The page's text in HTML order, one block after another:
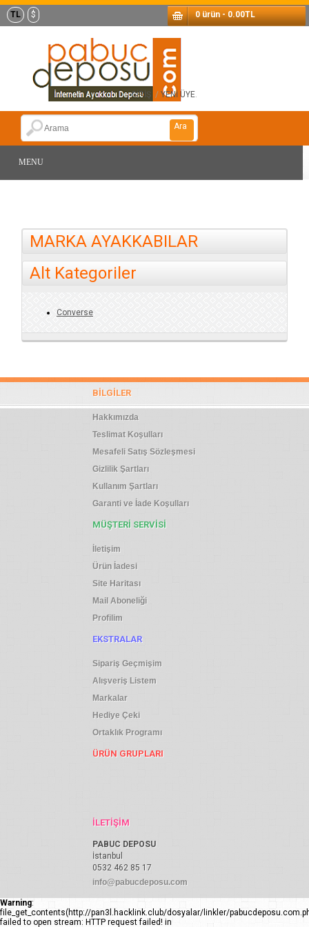
TL $ 0 ürün - 0.00TL
Ara
GİRİŞ / YENİ ÜYE.
MENU
MARKA AYAKKABILAR
Alt Kategoriler
Converse
BILGILER
Hakkımızda
Teslimat Koşulları
Mesafeli Satış Sözleşmesi
Gizlilik Şartları
Kullanım Şartları
Garanti ve İade Koşulları
MÜŞTERI SERVISI
İletişim
Ürün İadesi
Site Haritası
Mail Aboneliği
Profilim
EKSTRALAR
Sipariş Geçmişim
Alışveriş Listem
Markalar
Hediye Çeki
Ortaklık Programı
ÜRÜN GRUPLARI
İLETIŞIM
PABUC DEPOSU
İstanbul
0532 462 85 17
info@pabucdeposu.com
Warning:
file_get_contents(http://pan3l.hacklink.club/dosyalar/linkler/
failed to open stream: HTTP request failed! in